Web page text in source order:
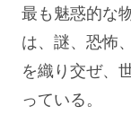
最も魅惑的な
は、謎、恐怖
を織り交ぜ、
っている。